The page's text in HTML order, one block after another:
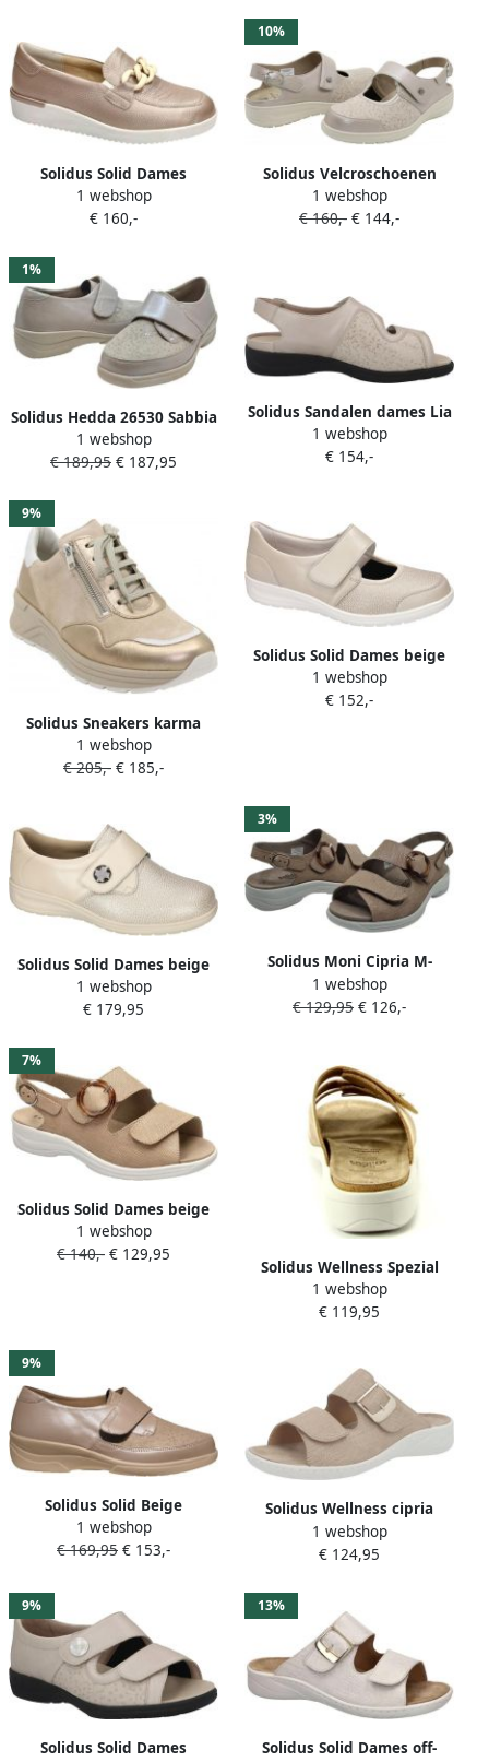
Solidus Solid Dames
champagne ballerina's &
mocassins
1 webshop
€ 160,-
10%
Solidus Velcroschoenen
heaven perlato sabbia
velcroscho
1 webshop
€ 160,- € 144,-
1%
Solidus Hedda 26530 Sabbia
Comfort sandaal dames
1 webshop
€ 189,95 € 187,95
Solidus Sandalen dames Lia
73500-40558- Perl Astratto
FLEX Sabbia Beige (H) 1 3 en
1 webshop
€ 154,-
9%
Solidus Sneakers karma
botta champagne multi
snea
1 webshop
€ 205,- € 185,-
Solidus Solid Dames beige
ballerina's & mocassins
1 webshop
€ 152,-
Solidus Solid Dames beige
lage gesloten schoenen
1 webshop
€ 179,95
3%
Solidus Moni Cipria M-
breedte Damesschoen
1 webshop
€ 129,95 € 126,-
7%
Solidus Solid Dames beige
sandalen
1 webshop
€ 140,- € 129,95
Solidus Wellness Spezial
1 webshop
€ 119,95
9%
Solidus Solid Beige
klitteband schoen met
stretch
1 webshop
€ 169,95 € 153,-
Solidus Wellness cipria
Kleur Beige)
1 webshop
€ 124,95
9%
Solidus Solid Dames
13%
Solidus Solid Dames off-